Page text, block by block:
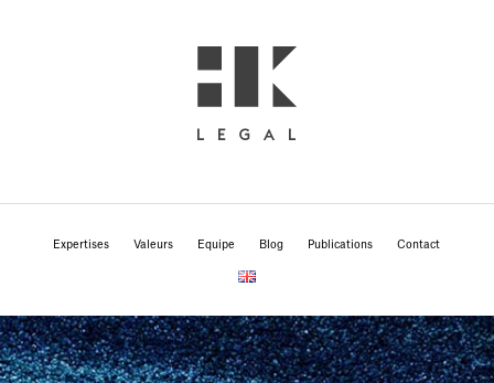
Expertises Valeurs Equipe Blog Publications Contact